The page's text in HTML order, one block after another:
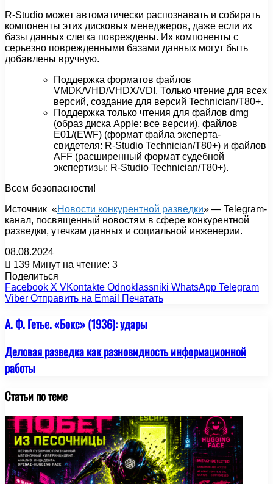
R-Studio может автоматически распознавать и собирать
компоненты этих дисковых менеджеров, даже если их
базы данных слегка повреждены. Их компоненты с
серьезно поврежденными базами данных могут быть
добавлены вручную.
Поддержка форматов файлов
VMDK/VHD/VHDX/VDI. Только чтение для всех
версий, создание для версий Technician/T80+.
Поддержка только чтения для файлов dmg
(образ диска Apple: все версии), файлов
E01/(EWF) (формат файла эксперта-
свидетеля: R-Studio Technician/T80+) и файлов
AFF (расширенный формат судебной
экспертизы: R-Studio Technician/T80+).
Всем безопасности!
Источник «Новости конкурентной разведки» — Telegram-
канал, посвященный новостям в сфере конкурентной
разведки, утечкам данных и социальной инженерии.
08.08.2024
139 Минут на чтение: 3
Поделиться
Facebook X VKontakte Odnoklassniki WhatsApp Telegram
Viber Отправить на Email Печатать
А. Ф. Гетье. «Бокс» (1936): удары
Деловая разведка как разновидность информационной
работы
Статьи по теме